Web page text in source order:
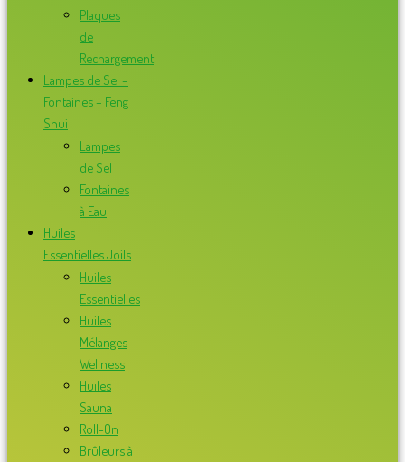
Plaques
de
Rechargement
Lampes de Sel –
Fontaines – Feng
Shui
Lampes
de Sel
Fontaines
à Eau
Huiles
Essentielles Joils
Huiles
Essentielles
Huiles
Mélanges
Wellness
Huiles
Sauna
Roll-On
Brûleurs à